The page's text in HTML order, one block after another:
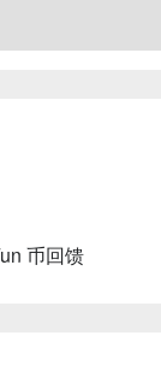
币回馈